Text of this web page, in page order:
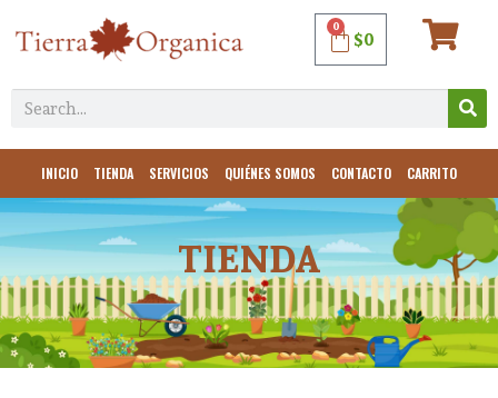
$0
0
INICIO TIENDA SERVICIOS QUIÉNES SOMOS CONTACTO CARRITO
TIENDA